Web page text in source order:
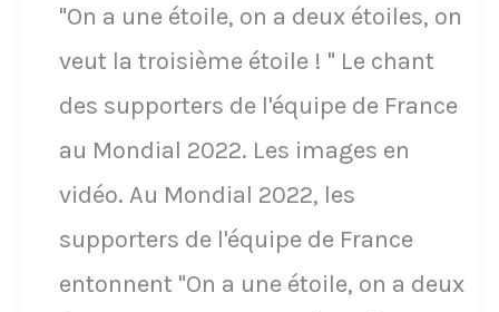
"On a une étoile, on a deux étoiles, on
veut la troisième étoile ! " Le chant
des supporters de l'équipe de France
au Mondial 2022. Les images en
vidéo. Au Mondial 2022, les
supporters de l'équipe de France
entonnent "On a une étoile, on a deux